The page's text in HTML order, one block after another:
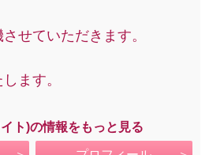
せていただきます。
ます。
ト)の情報をもっと見る